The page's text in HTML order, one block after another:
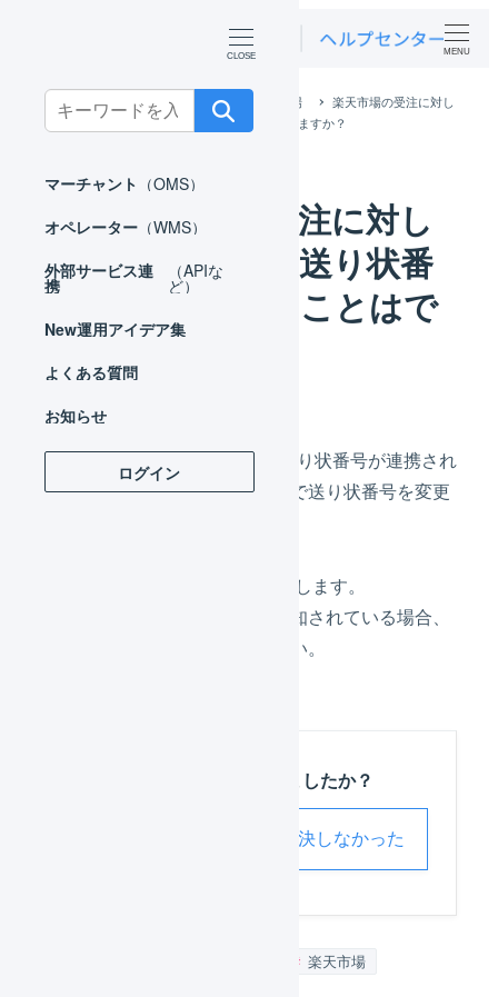
Search
for:
マーチャント （OMS）
オペレーター （WMS）
外部サービス連
携
（APIな
ど）
New運用アイデア集
よくある質問
お知らせ
ログイン
MENU
ホーム よくある質問 FAQ_楽天市場
楽天市場の受注に対し
て、出荷後に送り状番号を変更することはできますか？
楽天市場の受注に対し
て、出荷後に送り状番
号を変更することはで
きますか？
いいえ、すでにRMSへ送り状番号が連携され
ている場合はLOGILESSで送り状番号を変更
RMSで手動の変更をお願いいたします。
既に購入者宛てに出荷情報が通知されている場合、
個別に訂正の連絡をしてください。
この記事は役に立ちましたか？
解決しなかった
楽天市場